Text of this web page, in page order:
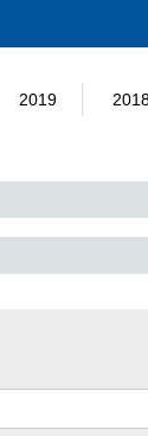
2019